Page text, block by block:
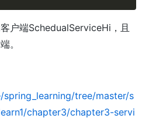
户端SchedualServiceHi，且
。
tree/master/s
chapter3/chapter3-servi